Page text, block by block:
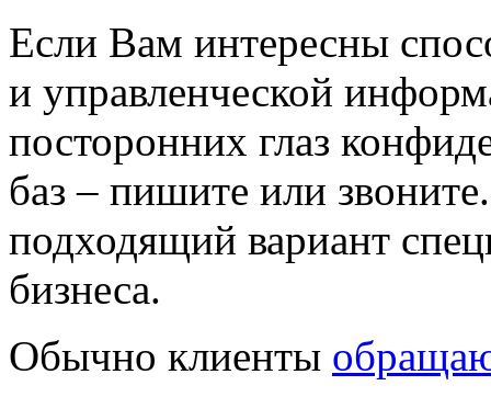
Если Вам интересны
и управленческой
посторонних глаз
баз – пишите или
подходящий вариант
бизнеса.
Обычно клиенты